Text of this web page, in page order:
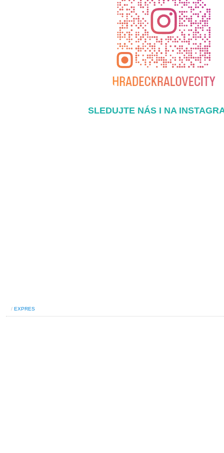
SLEDUJTE NÁS I NA
/ EXPRES